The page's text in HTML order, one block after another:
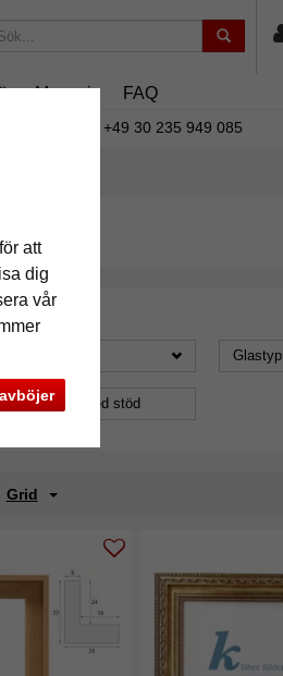
att
dig
vår
Magasin FAQ
+49 30 235 949 085
Glastyp
Baksida med stöd
Grid